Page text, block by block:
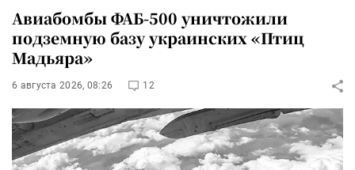
Авиабомбы ФАБ-500 уничтожили
подземную базу украинских «Птиц
Мадьяра»
6 августа 2026, 08:26 12